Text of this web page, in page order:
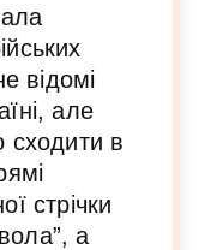
відомі
але
сходити в
стрічки
а